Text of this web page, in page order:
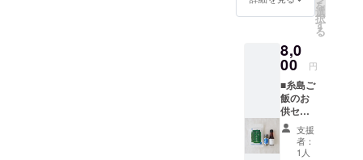
希望の
入くだ
さい。
※ 掲載
不要の
方は、
リター
ン返信
メール
でお知
ン返信
メール
でお知
らせく
ださ
い。 ■
上映前
のオー
プニン
セージ
をお送
りいた
しま
す。 ■
公式HP
にお名
前を掲
載 ※ 公
時期に
よって
ます。
※ ８品
程度を
予定し
ており
ます。
■オリジ
ナルス
テッ
を
選
択
す
る
8,0
00 円
■糸島ご
飯のお
供セッ
ト ※
セット
内容 山
支援
者：
1人